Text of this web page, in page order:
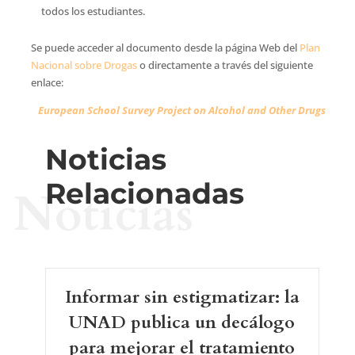
todos los estudiantes.
Se puede acceder al documento desde la página Web del Plan
Nacional sobre Drogaso directamente a través del siguiente
enlace:
European School Survey Project on Alcohol and Other Drugs
Noticias
Relacionadas
Noticias
Informar sin estigmatizar: la
UNAD publica un decálogo
para mejorar el tratamiento